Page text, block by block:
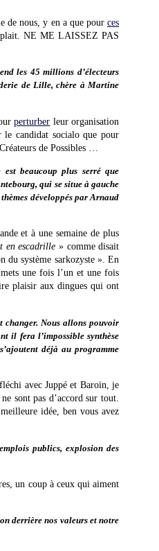
de nous, y en a que pour ces
plait. NE ME LAISSEZ PAS
les 45 millions d’électeurs
de Lille, chère à Martine
perturber leur organisation
candidat socialo que pour
de Possibles …
beaucoup plus serré que
qui se situe à gauche
développés par Arnaud
et à une semaine de plus
en escadrille » comme disait
du système sarkozyste ». En
une fois l’un et une fois
plaisir aux dingues qui ont
changer. Nous allons pouvoir
il fera l’impossible synthèse
déjà au programme
avec Juppé et Baroin, je
sont pas d’accord sur tout.
idée, ben vous avez
publics, explosion des
un coup à ceux qui aiment
derrière nos valeurs et notre